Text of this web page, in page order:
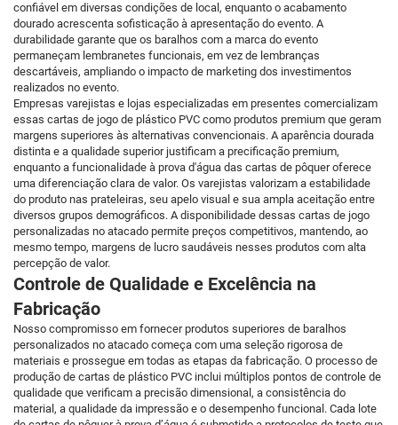
confiável em diversas condições de local, enquanto o acabamento
dourado acrescenta sofisticação à apresentação do evento. A
durabilidade garante que os baralhos com a marca do evento
permaneçam lembranetes funcionais, em vez de lembranças
descartáveis, ampliando o impacto de marketing dos investimentos
realizados no evento.
Empresas varejistas e lojas especializadas em presentes comercializam
essas cartas de jogo de plástico PVC como produtos premium que geram
margens superiores às alternativas convencionais. A aparência dourada
distinta e a qualidade superior justificam a precificação premium,
enquanto a funcionalidade à prova d'água das cartas de pôquer oferece
uma diferenciação clara de valor. Os varejistas valorizam a estabilidade
do produto nas prateleiras, seu apelo visual e sua ampla aceitação entre
diversos grupos demográficos. A disponibilidade dessas cartas de jogo
personalizadas no atacado permite preços competitivos, mantendo, ao
mesmo tempo, margens de lucro saudáveis nesses produtos com alta
percepção de valor.
Controle de Qualidade e Excelência na
Fabricação
Nosso compromisso em fornecer produtos superiores de baralhos
personalizados no atacado começa com uma seleção rigorosa de
materiais e prossegue em todas as etapas da fabricação. O processo de
produção de cartas de plástico PVC inclui múltiplos pontos de controle de
qualidade que verificam a precisão dimensional, a consistência do
material, a qualidade da impressão e o desempenho funcional. Cada lote